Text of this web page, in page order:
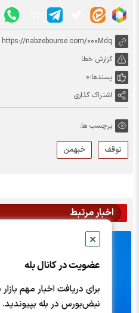
✕
عضویت در کانال بله
برای دریافت اخبار مهم
نبض‌بورس در بله بپیوندید.
https://nabzebourse.com/000Mdq
گزارش خطا
پسندها:0
اشتراک گذاری
برچسب ها:
توقف خبهمن
اخبار مرتبط